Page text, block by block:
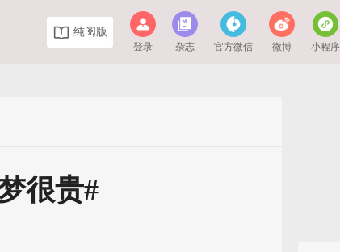
纯阅版
登录 杂志 官方微信 微博 小程序
很贵#